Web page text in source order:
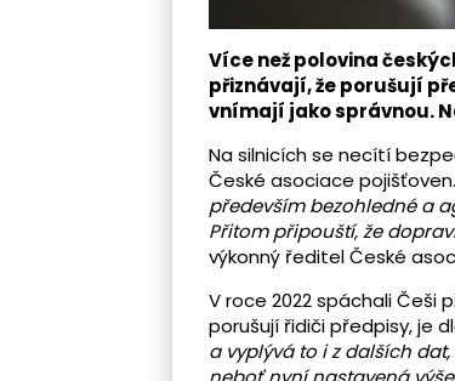
Více než polovina
přiznávají, že porušují
vnímají jako správnou.
Na silnicích se necítí
České asociace pojišťoven.
především bezohledné a
Přitom připouští, že
výkonný ředitel České
V roce 2022 spáchali Češi
porušují řidiči předpisy, je
a vyplývá to i z dalších